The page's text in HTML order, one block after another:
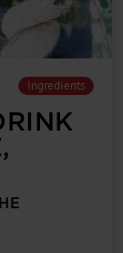
Ingredients